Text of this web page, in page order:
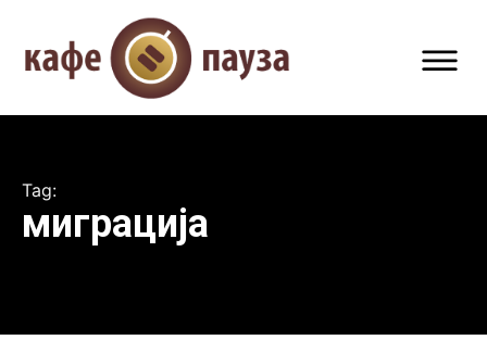
Tag:
миграција